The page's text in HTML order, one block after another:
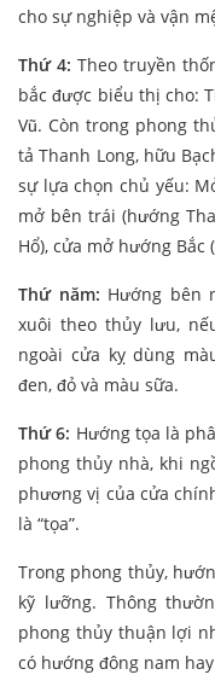
cho sự nghiệp và vận
Thứ 4: Theo truyền
bắc được biểu thị cho:
Vũ. Còn trong phong
tả Thanh Long, hữu
sự lựa chọn chủ yếu:
mở bên trái (hướng
Hổ), cửa mở hướng Bắc
Thứ năm: Hướng bên
xuôi theo thủy lưu,
ngoài cửa kỵ dùng
đen, đỏ và màu sữa.
Thứ 6: Hướng tọa là
phong thủy nhà, khi
phương vị của cửa
là “tọa”.
Trong phong thủy,
kỹ lưỡng. Thông
phong thủy thuận lợi
có hướng đông nam